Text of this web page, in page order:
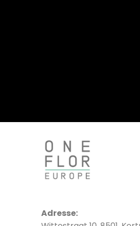
Adresse: